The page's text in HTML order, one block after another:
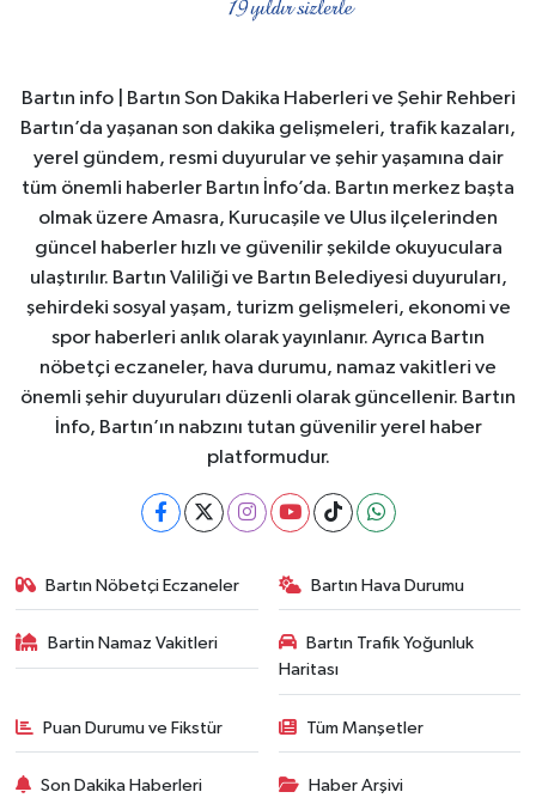
Bartın info | Bartın Son Dakika Haberleri ve Şehir Rehberi
Bartın’da yaşanan son dakika gelişmeleri, trafik kazaları,
yerel gündem, resmi duyurular ve şehir yaşamına dair
tüm önemli haberler Bartın İnfo’da. Bartın merkez başta
olmak üzere Amasra, Kurucaşile ve Ulus ilçelerinden
güncel haberler hızlı ve güvenilir şekilde okuyuculara
ulaştırılır. Bartın Valiliği ve Bartın Belediyesi duyuruları,
şehirdeki sosyal yaşam, turizm gelişmeleri, ekonomi ve
spor haberleri anlık olarak yayınlanır. Ayrıca Bartın
nöbetçi eczaneler, hava durumu, namaz vakitleri ve
önemli şehir duyuruları düzenli olarak güncellenir. Bartın
İnfo, Bartın’ın nabzını tutan güvenilir yerel haber
platformudur.
Bartın Nöbetçi Eczaneler Bartın Hava Durumu
Bartin Namaz Vakitleri
Bartın Trafik Yoğunluk
Haritası
Puan Durumu ve Fikstür Tüm Manşetler
Son Dakika Haberleri Haber Arşivi